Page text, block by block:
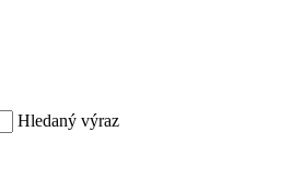
Hledaný výraz